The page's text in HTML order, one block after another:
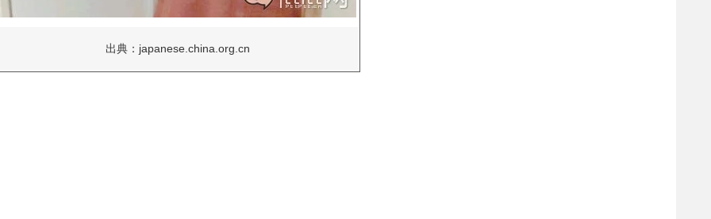
出典：japanese.china.org.cn